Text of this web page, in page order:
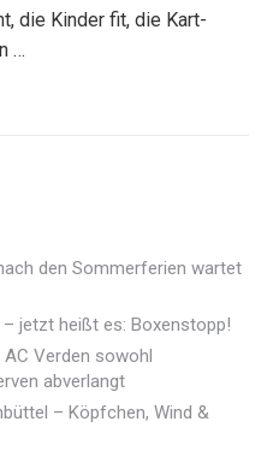
die Kinder fit, die Kart-
…
den Sommerferien wartet
jetzt heißt es: Boxenstopp!
Verden sowohl
abverlangt
– Köpfchen, Wind &